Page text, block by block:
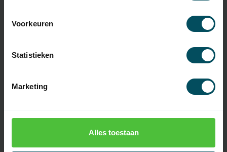
Voorkeuren
Statistieken
Marketing
Alles toestaan
Material
Akku-Typ
Nein